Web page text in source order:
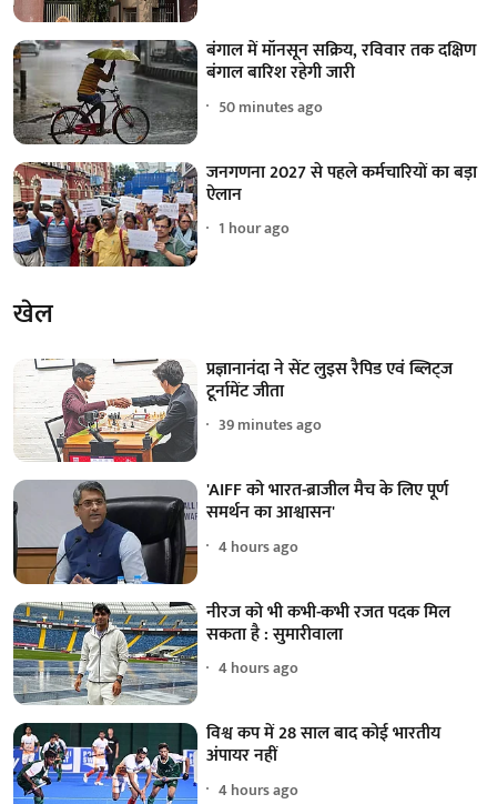
बंगाल में मॉनसून सक्रिय, रविवार तक दक्षिण
बंगाल बारिश रहेगी जारी
50 minutes ago
जनगणना 2027 से पहले कर्मचारियों का बड़ा
ऐलान
1 hour ago
खेल
प्रज्ञानानंदा ने सेंट लुइस रैपिड एवं ब्लिट्ज
टूर्नामेंट जीता
39 minutes ago
'AIFF को भारत-ब्राजील मैच के लिए पूर्ण
समर्थन का आश्वासन'
4 hours ago
नीरज को भी कभी-कभी रजत पदक मिल
सकता है : सुमारीवाला
4 hours ago
विश्व कप में 28 साल बाद कोई भारतीय
अंपायर नहीं
4 hours ago